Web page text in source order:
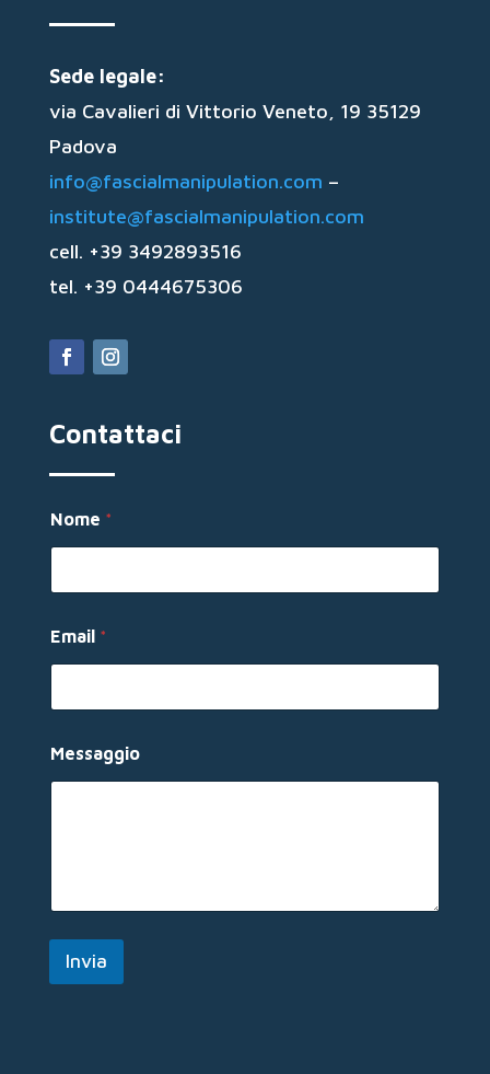
Sede legale:
via Cavalieri di Vittorio Veneto, 19 35129
Padova
info@fascialmanipulation.com –
institute@fascialmanipulation.com
cell. +39 3492893516
tel. +39 0444675306
Contattaci
E
m
N
o
m
Nome *
Email *
Messaggio
Invia